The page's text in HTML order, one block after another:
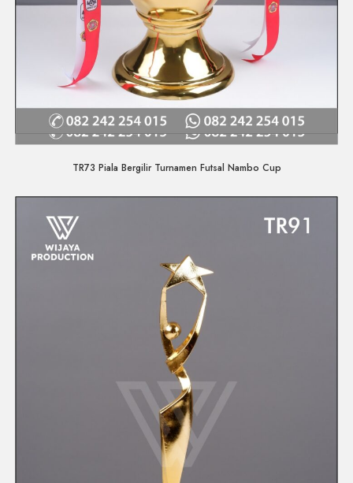
Quick View
TR73 Piala Bergilir Turnamen Futsal Nambo Cup